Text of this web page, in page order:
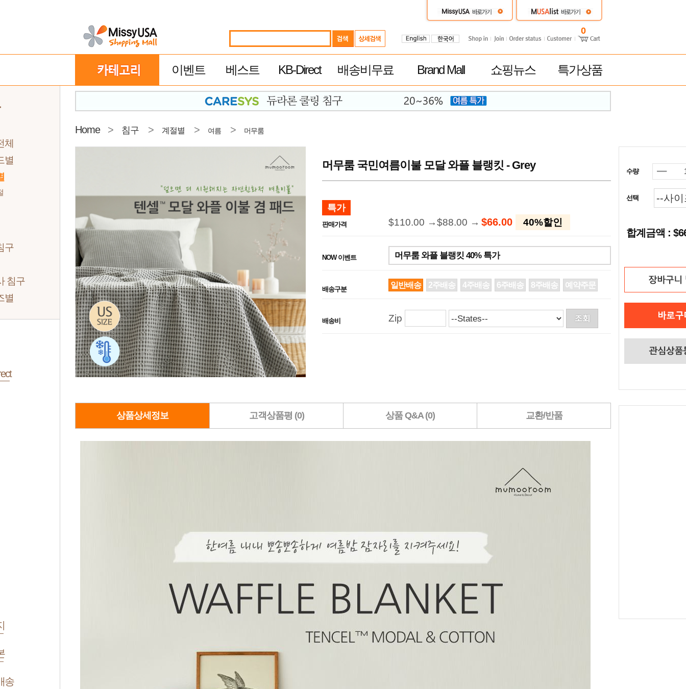
0
이벤트 베스트 KB-Direct 배송비무료 Brand Mall 쇼핑뉴스 특가상품
체
별
구
침구
별
송
Home > 침구 > 계절별 > 여름 > 머무룸
머무룸 국민여름이불 모달 와플 블랭킷 - Grey
특가
판매가격 $110.00 →$88.00 → $66.00 40%할인
NOW 이벤트 머무룸 와플 블랭킷 40% 특가
배송구분 일반배송 2주배송 4주배송 6주배송 8주배송 예약주문
배송비 Zip
수량
선택
합계금액 : $
상품상세정보 고객상품평 (0) 상품 Q&A (0) 교환/반품